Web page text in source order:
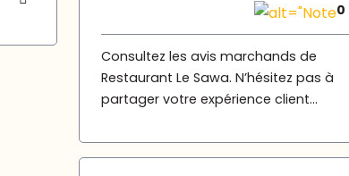
0
Consultez les avis marchands de
Restaurant Le Sawa. N’hésitez pas à
partager votre expérience client...